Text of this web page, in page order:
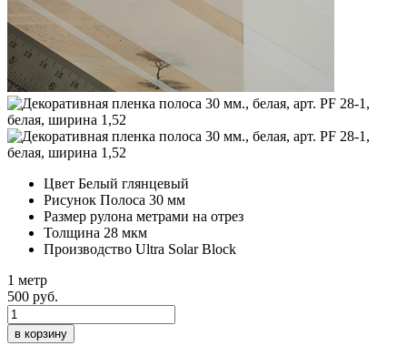
Цвет Белый глянцевый
Рисунок Полоса 30 мм
Размер рулона метрами на отрез
Толщина 28 мкм
Производство Ultra Solar Block
1 метр
500 руб.
в корзину